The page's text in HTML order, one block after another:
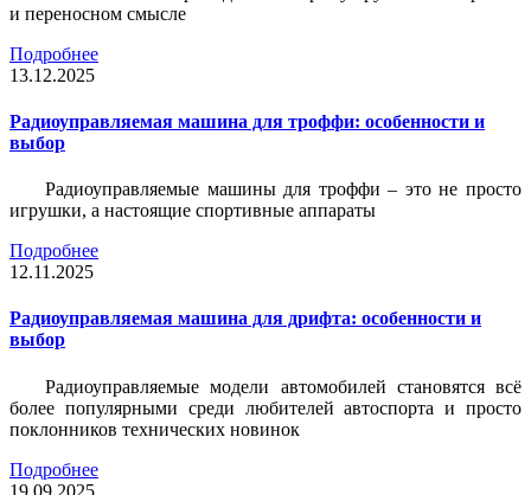
и переносном смысле
Подробнее
13.12.2025
Радиоуправляемая машина для троффи: особенности и
выбор
Радиоуправляемые машины для троффи – это не просто
игрушки, а настоящие спортивные аппараты
Подробнее
12.11.2025
Радиоуправляемая машина для дрифта: особенности и
выбор
Радиоуправляемые модели автомобилей становятся всё
более популярными среди любителей автоспорта и просто
поклонников технических новинок
Подробнее
19.09.2025